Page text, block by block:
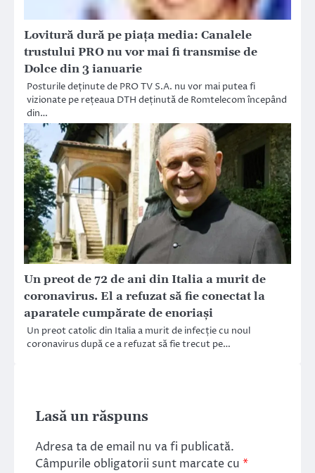
Lovitură dură pe piaţa media: Canalele
trustului PRO nu vor mai fi transmise de
Dolce din 3 ianuarie
Posturile deținute de PRO TV S.A. nu vor mai putea fi
vizionate pe rețeaua DTH deținută de Romtelecom începând
din…
Un preot de 72 de ani din Italia a murit de
coronavirus. El a refuzat să fie conectat la
aparatele cumpărate de enoriași
Un preot catolic din Italia a murit de infecție cu noul
coronavirus după ce a refuzat să fie trecut pe…
Lasă un răspuns
Adresa ta de email nu va fi publicată.
Câmpurile obligatorii sunt marcate cu *